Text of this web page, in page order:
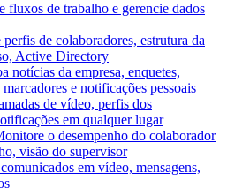
fluxos de trabalho e gerencie dados
perfis de colaboradores, estrutura da
Active Directory
notícias da empresa, enquetes,
e notificações pessoais
de vídeo, perfis dos
em qualquer lugar
o desempenho do colaborador
visão do supervisor
em vídeo, mensagens,